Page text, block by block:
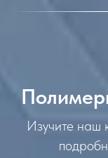
Изучите наш